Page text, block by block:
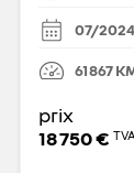
07/2024
61 867
prix
18 750 €